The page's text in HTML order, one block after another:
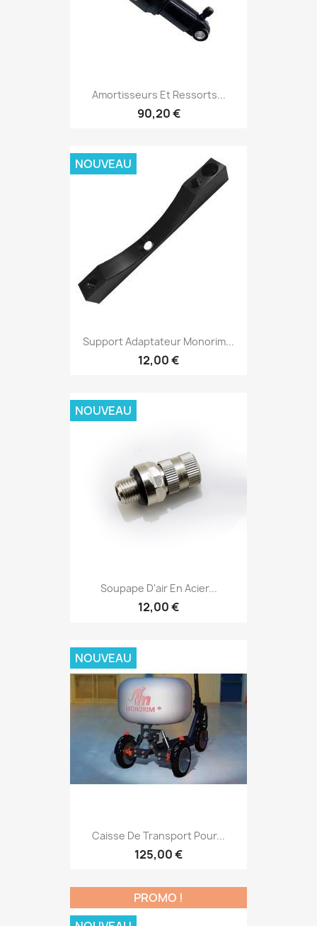
Amortisseurs Et Ressorts...
90,20 €
Support Adaptateur Monorim...
12,00 €
NOUVEAU
Soupape D'air En Acier...
12,00 €
NOUVEAU
Caisse De Transport Pour...
125,00 €
NOUVEAU
PROMO !